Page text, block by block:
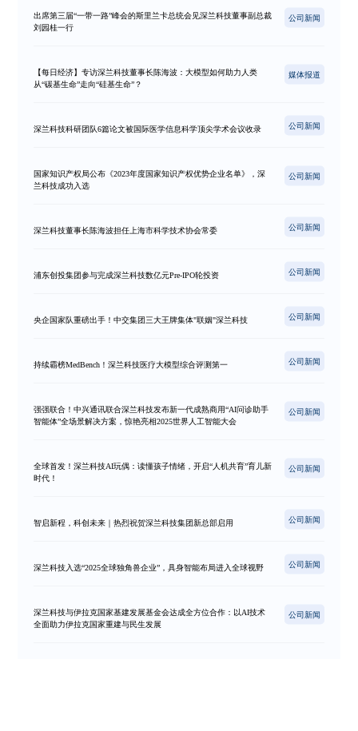
出席第三届“一带一路”峰会的斯里兰卡总统会见深兰科技董事副总裁
刘园桂一行
公司新闻
【每日经济】专访深兰科技董事长陈海波：大模型如何助力人类
从“碳基生命”走向“硅基生命”？
媒体报道
深兰科技科研团队6篇论文被国际医学信息科学顶尖学术会议收录 公司新闻
国家知识产权局公布《2023年度国家知识产权优势企业名单》，深
兰科技成功入选
公司新闻
深兰科技董事长陈海波担任上海市科学技术协会常委 公司新闻
浦东创投集团参与完成深兰科技数亿元Pre-IPO轮投资 公司新闻
央企国家队重磅出手！中交集团三大王牌集体"联姻"深兰科技 公司新闻
持续霸榜MedBench！深兰科技医疗大模型综合评测第一 公司新闻
强强联合！中兴通讯联合深兰科技发布新一代成熟商用“AI问诊助手
智能体”全场景解决方案，惊艳亮相2025世界人工智能大会
公司新闻
全球首发！深兰科技AI玩偶：读懂孩子情绪，开启“人机共育”育儿新
时代！
公司新闻
智启新程，科创未来｜热烈祝贺深兰科技集团新总部启用 公司新闻
深兰科技入选“2025全球独角兽企业”，具身智能布局进入全球视野 公司新闻
深兰科技与伊拉克国家基建发展基金会达成全方位合作：以AI技术
全面助力伊拉克国家重建与民生发展
公司新闻